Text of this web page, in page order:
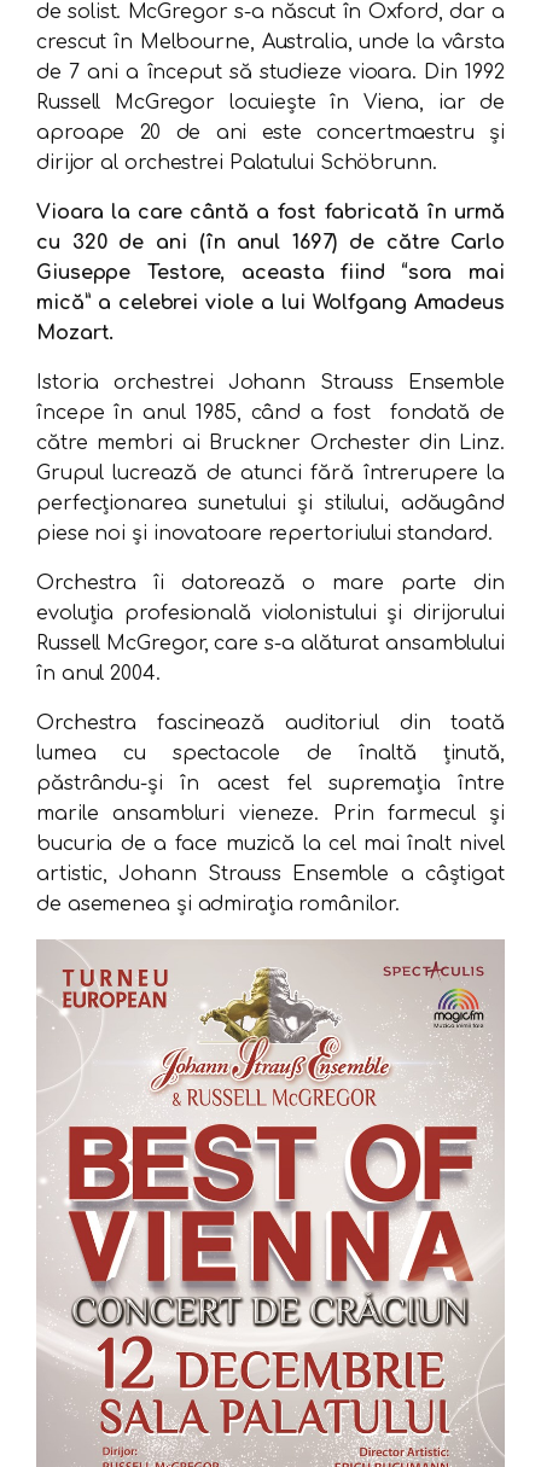
de solist. McGregor s-a născut în Oxford, dar a
crescut în Melbourne, Australia, unde la vârsta
de 7 ani a început să studieze vioara. Din 1992
Russell McGregor locuiește în Viena, iar de
aproape 20 de ani este concertmaestru și
dirijor al orchestrei Palatului Schöbrunn.
Vioara la care cântă a fost fabricată în urmă
cu 320 de ani (în anul 1697) de către Carlo
Giuseppe Testore, aceasta fiind “sora mai
mică” a celebrei viole a lui Wolfgang Amadeus
Mozart.
Istoria orchestrei Johann Strauss Ensemble
începe în anul 1985, când a fost fondată de
către membri ai Bruckner Orchester din Linz.
Grupul lucrează de atunci fără întrerupere la
perfecționarea sunetului și stilului, adăugând
piese noi și inovatoare repertoriului standard.
Orchestra îi datorează o mare parte din
evoluția profesională violonistului și dirijorului
Russell McGregor, care s-a alăturat ansamblului
în anul 2004.
Orchestra fascinează auditoriul din toată
lumea cu spectacole de înaltă ținută,
păstrându-și în acest fel supremația între
marile ansambluri vieneze. Prin farmecul și
bucuria de a face muzică la cel mai înalt nivel
artistic, Johann Strauss Ensemble a câștigat
de asemenea și admirația românilor.